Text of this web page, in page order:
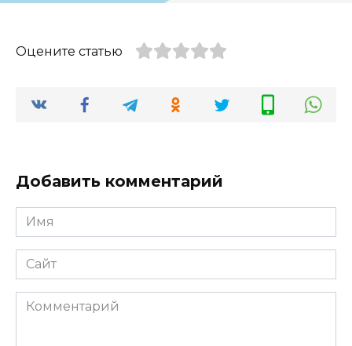
Оцените статью
Добавить комментарий
Имя
*
Сайт
Комментарий